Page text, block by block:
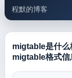
程默的博客
邮件工具
migtable是什么
migtable格式信